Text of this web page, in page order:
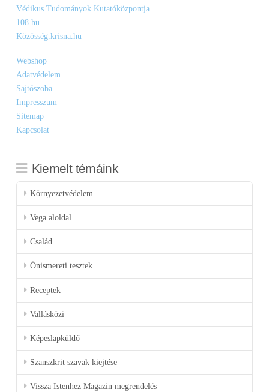
Védikus Tudományok Kutatóközpontja
108.hu
Közösség.krisna.hu
Webshop
Adatvédelem
Sajtószoba
Impresszum
Sitemap
Kapcsolat
Kiemelt témáink
Környezetvédelem
Vega aloldal
Család
Önismereti tesztek
Receptek
Vallásközi
Képeslapküldő
Szanszkrit szavak kiejtése
Vissza Istenhez Magazin megrendelés